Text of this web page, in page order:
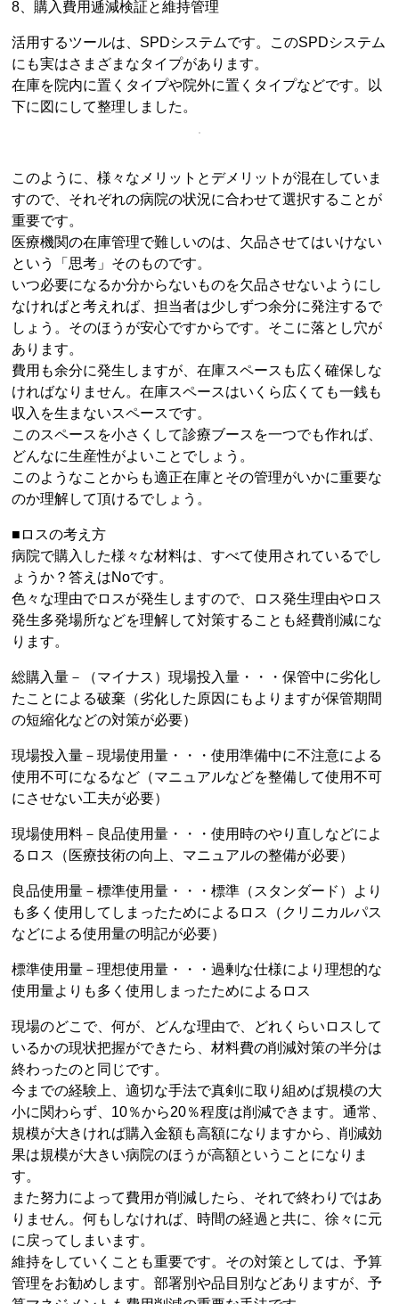
8、購入費用逓減検証と維持管理
活用するツールは、SPDシステムです。このSPDシステム
にも実はさまざまなタイプがあります。
在庫を院内に置くタイプや院外に置くタイプなどです。以
下に図にして整理しました。
このように、様々なメリットとデメリットが混在していま
すので、それぞれの病院の状況に合わせて選択することが
重要です。
医療機関の在庫管理で難しいのは、欠品させてはいけない
という「思考」そのものです。
いつ必要になるか分からないものを欠品させないようにし
なければと考えれば、担当者は少しずつ余分に発注するで
しょう。そのほうが安心ですからです。そこに落とし穴が
あります。
費用も余分に発生しますが、在庫スペースも広く確保しな
ければなりません。在庫スペースはいくら広くても一銭も
収入を生まないスペースです。
このスペースを小さくして診療ブースを一つでも作れば、
どんなに生産性がよいことでしょう。
このようなことからも適正在庫とその管理がいかに重要な
のか理解して頂けるでしょう。
■ロスの考え方
病院で購入した様々な材料は、すべて使用されているでし
ょうか？答えはNoです。
色々な理由でロスが発生しますので、ロス発生理由やロス
発生多発場所などを理解して対策することも経費削減にな
ります。
総購入量－（マイナス）現場投入量・・・保管中に劣化し
たことによる破棄（劣化した原因にもよりますが保管期間
の短縮化などの対策が必要）
現場投入量－現場使用量・・・使用準備中に不注意による
使用不可になるなど（マニュアルなどを整備して使用不可
にさせない工夫が必要）
現場使用料－良品使用量・・・使用時のやり直しなどによ
るロス（医療技術の向上、マニュアルの整備が必要）
良品使用量－標準使用量・・・標準（スタンダード）より
も多く使用してしまったためによるロス（クリニカルパス
などによる使用量の明記が必要）
標準使用量－理想使用量・・・過剰な仕様により理想的な
使用量よりも多く使用しまったためによるロス
現場のどこで、何が、どんな理由で、どれくらいロスして
いるかの現状把握ができたら、材料費の削減対策の半分は
終わったのと同じです。
今までの経験上、適切な手法で真剣に取り組めば規模の大
小に関わらず、10％から20％程度は削減できます。通常、
規模が大きければ購入金額も高額になりますから、削減効
果は規模が大きい病院のほうが高額ということになりま
す。
また努力によって費用が削減したら、それで終わりではあ
りません。何もしなければ、時間の経過と共に、徐々に元
に戻ってしまいます。
維持をしていくことも重要です。その対策としては、予算
管理をお勧めします。部署別や品目別などありますが、予